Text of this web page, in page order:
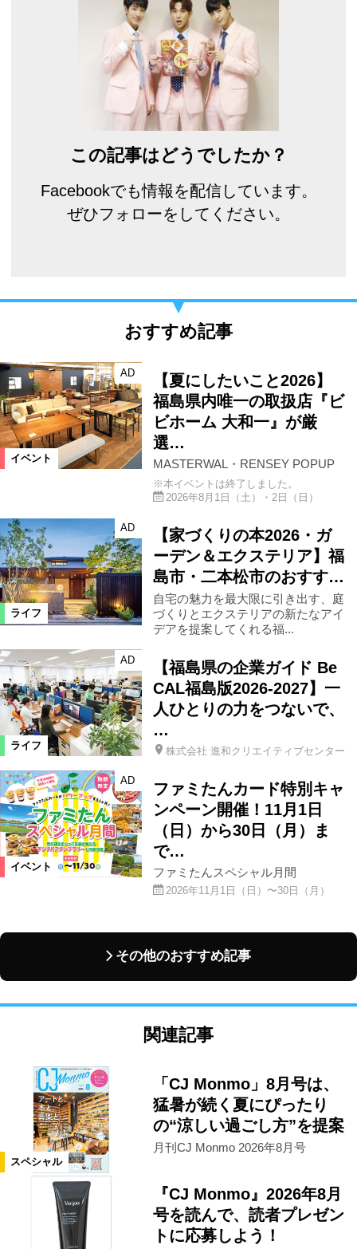
この記事はどうでしたか？
Facebookでも情報を配信しています。
ぜひフォローをしてください。
おすすめ記事
イベント
AD
【夏にしたいこと2026】
福島県内唯一の取扱店『ビ
ビホーム 大和一』が厳
選…
MASTERWAL・RENSEY POPUP
※本イベントは終了しました。
2026年8月1日（土）・2日（日）
ライフ
AD
【家づくりの本2026・ガ
ーデン＆エクステリア】福
島市・二本松市のおすす…
自宅の魅力を最大限に引き出す、庭
づくりとエクステリアの新たなアイ
デアを提案してくれる福...
ライフ
AD
【福島県の企業ガイド Be
CAL福島版2026-2027】一
人ひとりの力をつないで、
…
株式会社 進和クリエイティブセンター
イベント
AD
ファミたんカード特別キャ
ンペーン開催！11月1日
（日）から30日（月）ま
で…
ファミたんスペシャル月間
2026年11月1日（日）〜30日（月）
その他のおすすめ記事
関連記事
スペシャル
「CJ Monmo」8月号は、
猛暑が続く夏にぴったり
の“涼しい過ごし方”を提案
月刊CJ Monmo 2026年8月号
『CJ Monmo』2026年8月
号を読んで、読者プレゼン
トに応募しよう！